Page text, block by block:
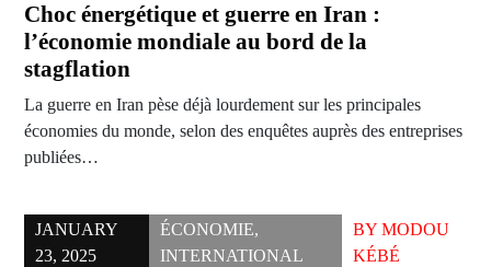
Choc énergétique et guerre en Iran :
l’économie mondiale au bord de la
stagflation
La guerre en Iran pèse déjà lourdement sur les principales
économies du monde, selon des enquêtes auprès des entreprises
publiées…
JANUARY
23, 2025
ÉCONOMIE,
INTERNATIONAL
BYMODOU
KÉBÉ